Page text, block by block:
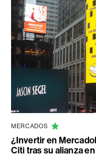
MERCADOS
¿Invertir en
Citi tras su alianza